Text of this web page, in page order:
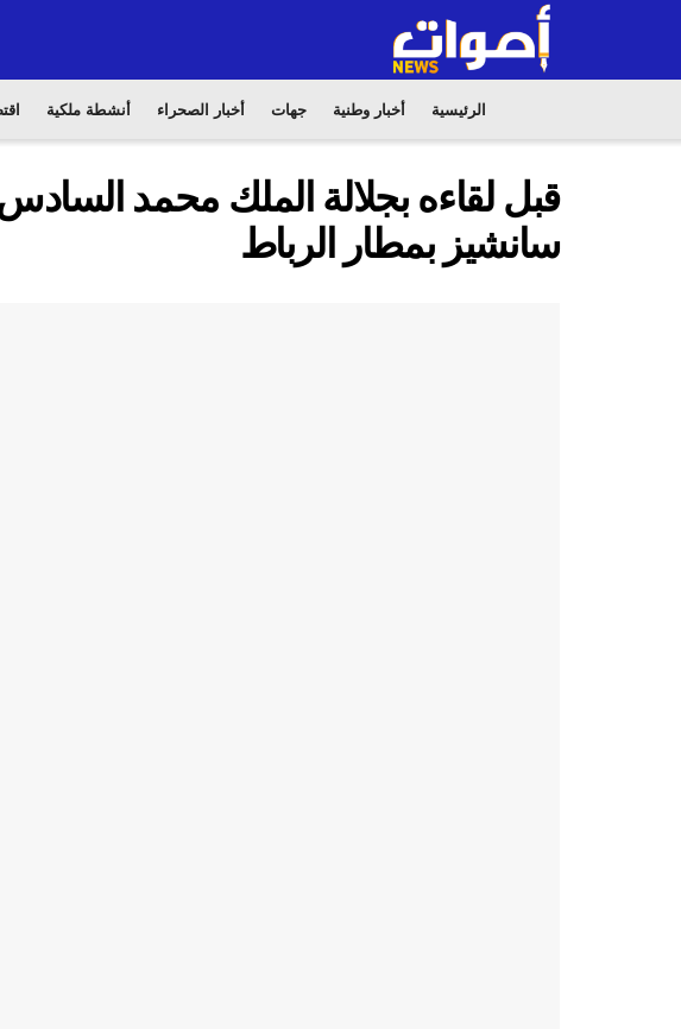
الرئيسية أخبار وطنية جهات أخبار الصحراء أنشطة ملكية
قبل لقاءه بجلالة الملك محمد
سانشيز بمطار الرباط